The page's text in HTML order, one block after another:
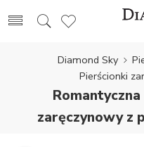
Diamond Sky
Pierścionki
zaręczynowy z